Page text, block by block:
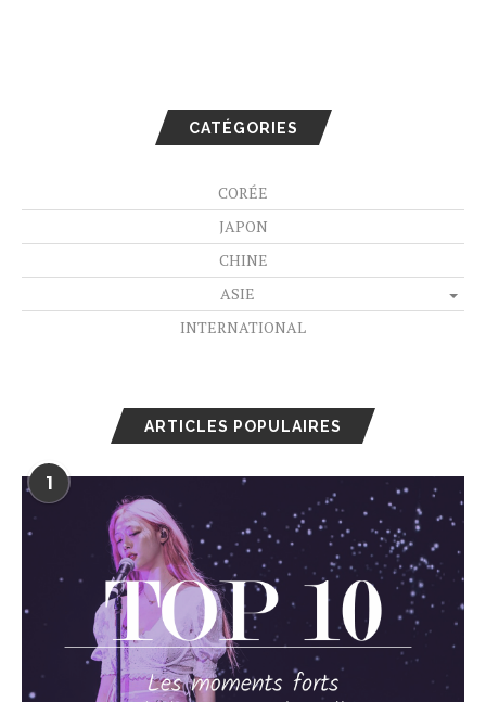
CATÉGORIES
CORÉE
JAPON
CHINE
ASIE
INTERNATIONAL
ARTICLES POPULAIRES
1